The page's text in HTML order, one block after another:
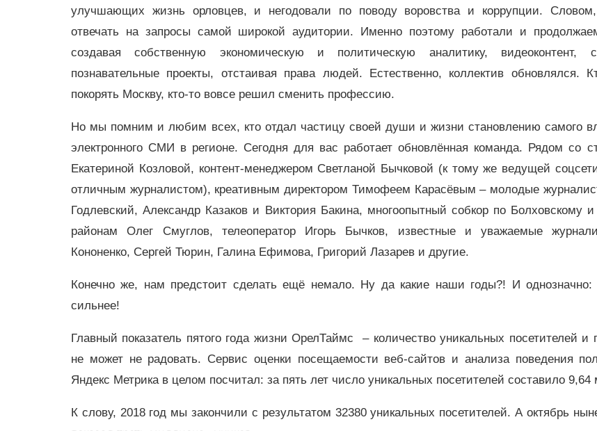
улучшающих жизнь орловцев, и негодовали по поводу воровства и коррупции. Словом,
отвечать на запросы самой широкой аудитории. Именно поэтому работали и
создавая собственную экономическую и политическую аналитику, видеоконтент,
познавательные проекты, отстаивая права людей. Естественно, коллектив обновлялся.
покорять Москву, кто-то вовсе решил сменить профессию.
Но мы помним и любим всех, кто отдал частицу своей души и жизни становлению самого
электронного СМИ в регионе. Сегодня для вас работает обновлённая команда. Рядом со
Екатериной Козловой, контент-менеджером Светланой Бычковой (к тому же ведущей
отличным журналистом), креативным директором Тимофеем Карасёвым – молодые
Годлевский, Александр Казаков и Виктория Бакина, многоопытный собкор по Болховскому
районам Олег Смуглов, телеоператор Игорь Бычков, известные и уважаемые
Кононенко, Сергей Тюрин, Галина Ефимова, Григорий Лазарев и другие.
Конечно же, нам предстоит сделать ещё немало. Ну да какие наши годы?! И
сильнее!
Главный показатель пятого года жизни ОрелТаймс – количество уникальных посетителей и
не может не радовать. Сервис оценки посещаемости веб-сайтов и анализа поведения
Яндекс Метрика в целом посчитал: за пять лет число уникальных посетителей составило 9,64
К слову, 2018 год мы закончили с результатом 32380 уникальных посетителей. А октябрь